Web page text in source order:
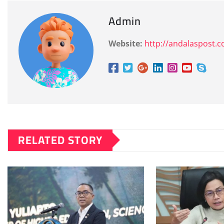
Admin
Website: http://
RELATED STORY